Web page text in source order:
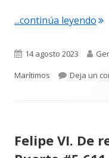
...continúa leyendo
Publicado
el
14 agosto 2023
Marítimos
Deja un
Felipe VI. De